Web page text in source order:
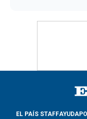
EL PAÍS STAFFAYUDA